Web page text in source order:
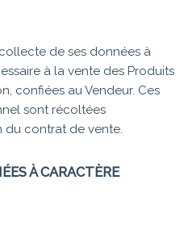
de ses données à
à la vente des Produits
confiées au Vendeur. Ces
sont récoltées
du contrat de vente.
À CARACTÈRE